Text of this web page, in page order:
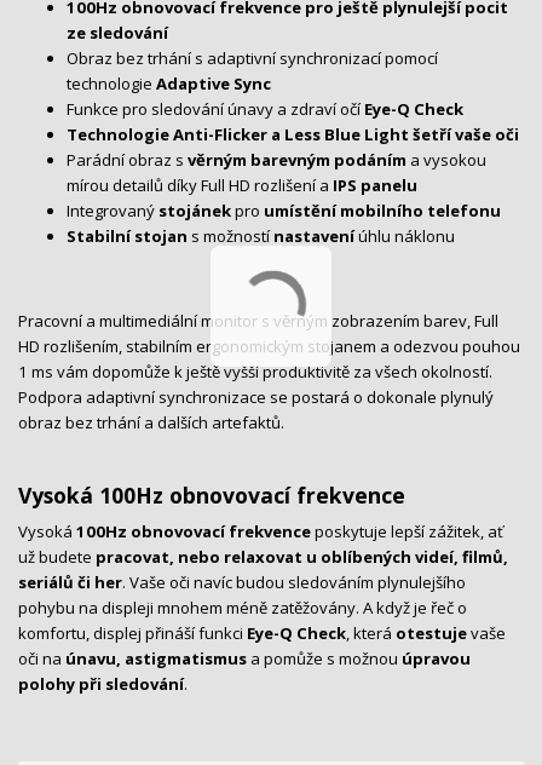
100Hz obnovovací frekvence pro ještě plynulejší pocit
ze sledování
Obraz bez trhání s adaptivní synchronizací pomocí
technologie Adaptive Sync
Funkce pro sledování únavy a zdraví očí Eye-Q Check
Technologie Anti-Flicker a Less Blue Light šetří vaše oči
Parádní obraz s věrným barevným podáním a vysokou
mírou detailů díky Full HD rozlišení a IPS panelu
Integrovaný stojánekpro umístění mobilního telefonu
Stabilní stojan s možností nastaveníúhlu náklonu
Pracovní a multimediální monitor s věrným zobrazením barev, Full
HD rozlišením, stabilním ergonomickým stojanem a odezvou pouhou
1 ms vám dopomůže k ještě vyšší produktivitě za všech okolností.
Podpora adaptivní synchronizace se postará o dokonale plynulý
obraz bez trhání a dalších artefaktů.
Vysoká 100Hz obnovovací frekvence
Vysoká 100Hz obnovovací frekvenceposkytuje lepší zážitek, ať
už budete pracovat, nebo relaxovat u oblíbených videí, filmů,
seriálů či her. Vaše oči navíc budou sledováním plynulejšího
pohybu na displeji mnohem méně zatěžovány. A když je řeč o
komfortu, displej přináší funkci Eye-Q Check, která otestujevaše
oči na únavu, astigmatismus a pomůže s možnou úpravou
polohy při sledování.